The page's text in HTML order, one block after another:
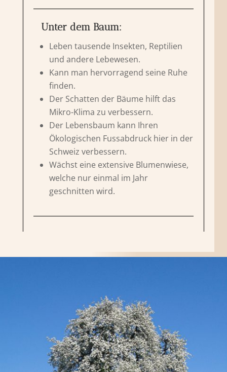
Unter dem Baum:
Leben tausende Insekten, Reptilien
und andere Lebewesen.
Kann man hervorragend seine Ruhe
finden.
Der Schatten der Bäume hilft das
Mikro-Klima zu verbessern.
Der Lebensbaum kann Ihren
Ökologischen Fussabdruck hier in der
Schweiz verbessern.
Wächst eine extensive Blumenwiese,
welche nur einmal im Jahr
geschnitten wird.